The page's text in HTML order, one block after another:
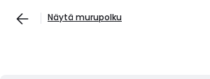
Näytä murupolku